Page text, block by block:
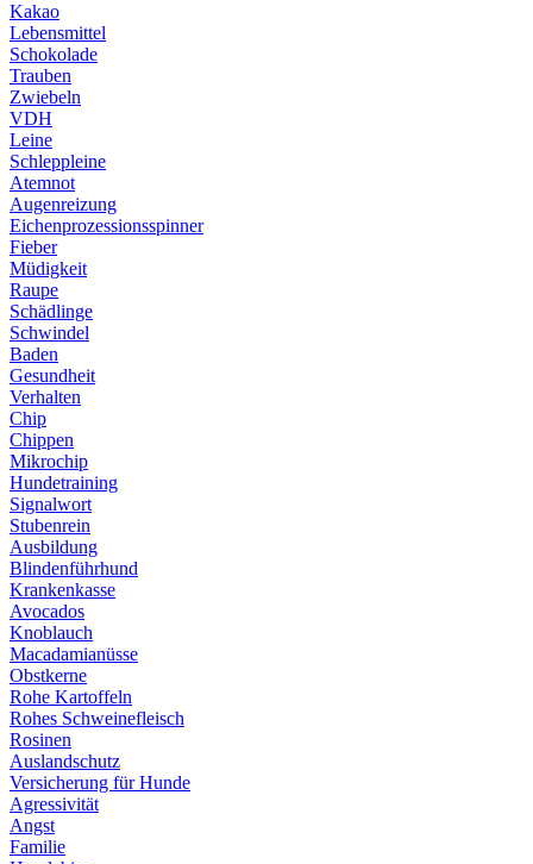
Kakao
Lebensmittel
Schokolade
Trauben
Zwiebeln
VDH
Leine
Schleppleine
Atemnot
Augenreizung
Eichenprozessionsspinner
Fieber
Müdigkeit
Raupe
Schädlinge
Schwindel
Baden
Gesundheit
Verhalten
Chip
Chippen
Mikrochip
Hundetraining
Signalwort
Stubenrein
Ausbildung
Blindenführhund
Krankenkasse
Avocados
Knoblauch
Macadamianüsse
Obstkerne
Rohe Kartoffeln
Rohes Schweinefleisch
Rosinen
Auslandschutz
Versicherung für Hunde
Agressivität
Angst
Familie